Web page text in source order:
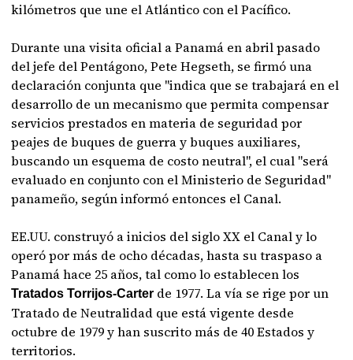
kilómetros que une el Atlántico con el Pacífico.
Durante una visita oficial a Panamá en abril pasado
del jefe del Pentágono, Pete Hegseth, se firmó una
declaración conjunta que "indica que se trabajará en el
desarrollo de un mecanismo que permita compensar
servicios prestados en materia de seguridad por
peajes de buques de guerra y buques auxiliares,
buscando un esquema de costo neutral", el cual "será
evaluado en conjunto con el Ministerio de Seguridad"
panameño, según informó entonces el Canal.
EE.UU. construyó a inicios del siglo XX el Canal y lo
operó por más de ocho décadas, hasta su traspaso a
Panamá hace 25 años, tal como lo establecen los
Tratados Torrijos-Carter de 1977. La vía se rige por un
Tratado de Neutralidad que está vigente desde
octubre de 1979 y han suscrito más de 40 Estados y
territorios.